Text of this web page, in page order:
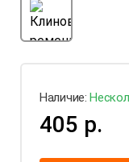
Наличие:
405 р.